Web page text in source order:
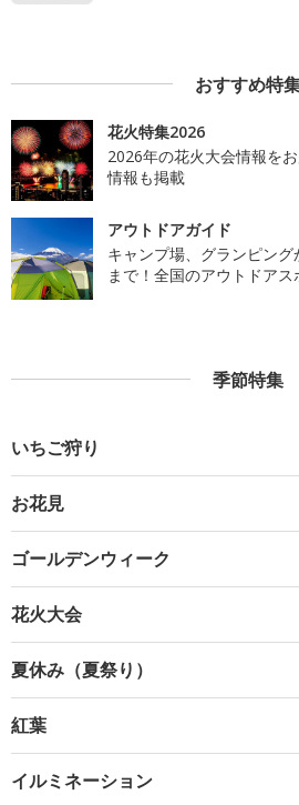
おすすめ特
花火特集2026
2026年の花火大会情報を
情報も掲載
アウトドアガイド
キャンプ場、グランピン
まで！全国のアウトドア
季節特集
いちご狩り
お花見
ゴールデンウィーク
花火大会
夏休み（夏祭り）
紅葉
イルミネーション